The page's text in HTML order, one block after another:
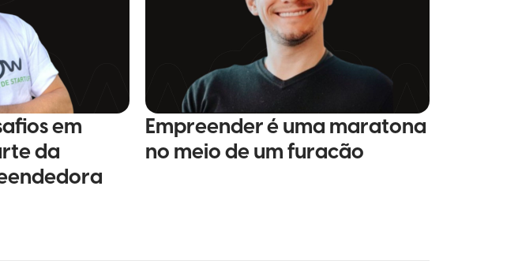
em
da
Empreender é uma maratona
no meio de um furacão